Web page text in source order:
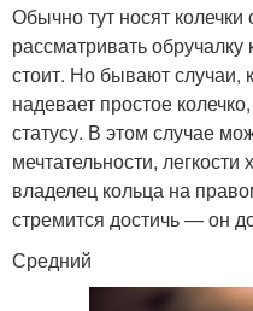
Обычно тут носят
рассматривать
стоит. Но бывают случаи,
надевает простое
статусу. В этом случае
мечтательности,
владелец кольца на
стремится достичь — он
Средний